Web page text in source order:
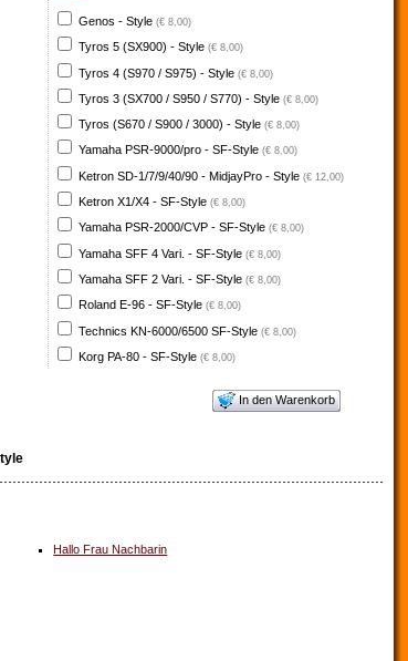
Genos - Style (€ 8,00)
Tyros 5 (SX900) - Style (€ 8,00)
Tyros 4 (S970 / S975) - Style (€ 8,00)
Tyros 3 (SX700 / S950 / S770) - Style (€ 8,00)
Tyros (S670 / S900 / 3000) - Style (€ 8,00)
Yamaha PSR-9000/pro - SF-Style (€ 8,00)
Ketron SD-1/7/9/40/90 - MidjayPro - Style (€ 12,00)
Ketron X1/X4 - SF-Style (€ 8,00)
Yamaha PSR-2000/CVP - SF-Style (€ 8,00)
Yamaha SFF 4 Vari. - SF-Style (€ 8,00)
Yamaha SFF 2 Vari. - SF-Style (€ 8,00)
Roland E-96 - SF-Style (€ 8,00)
Technics KN-6000/6500 SF-Style (€ 8,00)
Korg PA-80 - SF-Style (€ 8,00)
In den Warenkorb
Hallo Frau Nachbarin